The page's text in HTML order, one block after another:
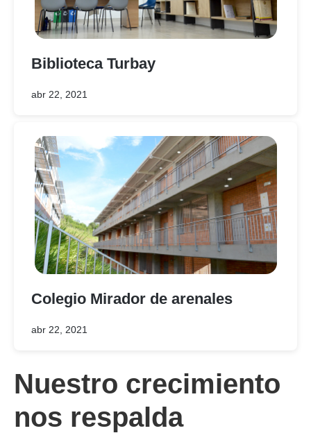
Biblioteca Turbay
abr 22, 2021
Colegio Mirador de arenales
abr 22, 2021
Nuestro crecimiento
nos respalda